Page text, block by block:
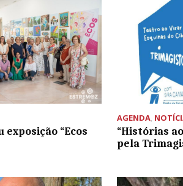
exposição “Ecos
AGENDA,
“Histórias
pela